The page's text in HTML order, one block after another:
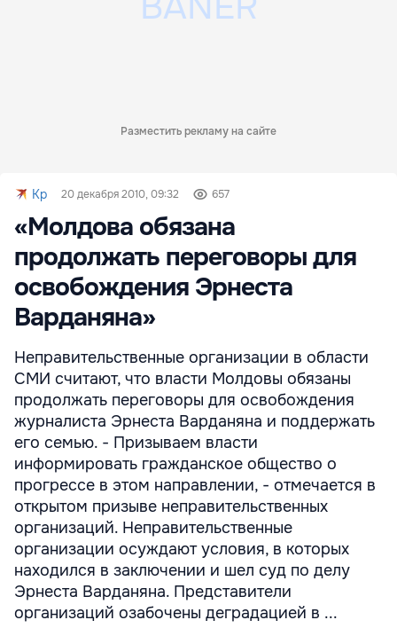
Разместить рекламу на сайте
Kp 20 декабря 2010, 09:32 657
«Молдова обязана
продолжать переговоры для
освобождения Эрнеста
Варданяна»
Неправительственные организации в области
СМИ считают, что власти Молдовы обязаны
продолжать переговоры для освобождения
журналиста Эрнеста Варданяна и поддержать
его семью. - Призываем власти
информировать гражданское общество о
прогрессе в этом направлении, - отмечается в
открытом призыве неправительственных
организаций. Неправительственные
организации осуждают условия, в которых
находился в заключении и шел суд по делу
Эрнеста Варданяна. Представители
организаций озабочены деградацией в ...